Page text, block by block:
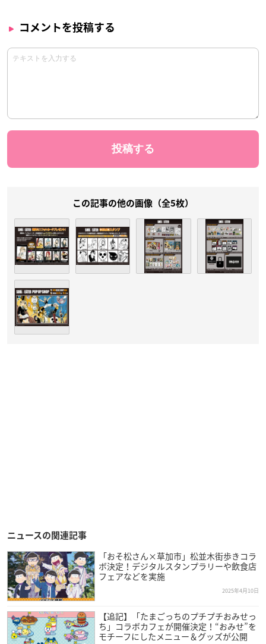
コメントを投稿する
この記事の他の画像（全5枚）
ニュースの関連記事
「おそ松さん×草加市」松並木街歩きコラ
ボ決定！デジタルスタンプラリーや飲食店
フェアなどを実施
2025年4月10日
【追記】「たまごっちのプチプチおみせっ
ち」コラボカフェが開催決定！“おみせ”を
モチーフにしたメニュー＆グッズが公開